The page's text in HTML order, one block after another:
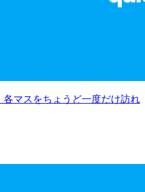
マスをちょうど一度だけ訪れ